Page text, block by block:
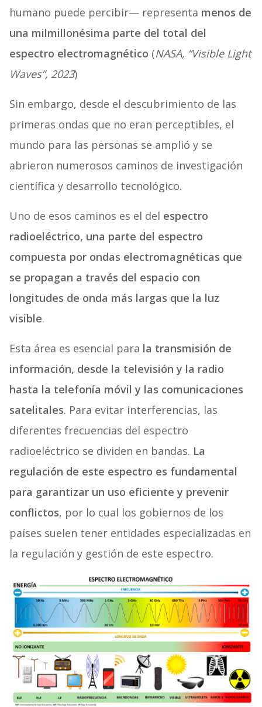
humano puede percibir— representa menos de
una milmillonésima parte del total del
espectro electromagnético (NASA, “Visible Light
Waves”, 2023)
Sin embargo, desde el descubrimiento de las
primeras ondas que no eran perceptibles, el
mundo para las personas se amplió y se
abrieron numerosos caminos de investigación
científica y desarrollo tecnológico.
Uno de esos caminos es el del espectro
radioeléctrico, una parte del espectro
compuesta por ondas electromagnéticas que
se propagan a través del espacio con
longitudes de onda más largas que la luz
visible.
Esta área es esencial para la transmisión de
información, desde la televisión y la radio
hasta la telefonía móvil y las comunicaciones
satelitales. Para evitar interferencias, las
diferentes frecuencias del espectro
radioeléctrico se dividen en bandas. La
regulación de este espectro es fundamental
para garantizar un uso eficiente y prevenir
conflictos, por lo cual los gobiernos de los
países suelen tener entidades especializadas en
la regulación y gestión de este espectro.